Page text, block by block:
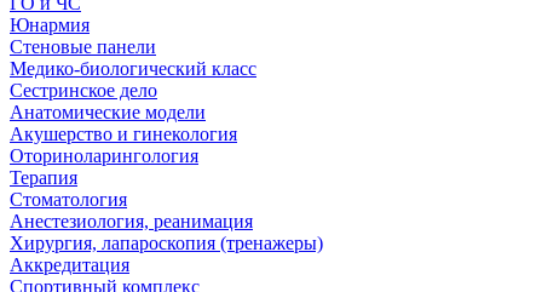
Юнармия
Стеновые панели
Медико-биологический класс
Сестринское дело
Анатомические модели
Акушерство и гинекология
Оториноларингология
Терапия
Стоматология
Анестезиология, реанимация
Хирургия, лапароскопия (тренажеры)
Аккредитация
Спортивный комплекс